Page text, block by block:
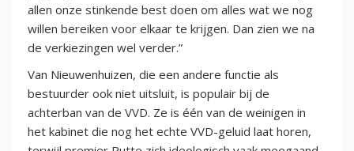
allen onze stinkende best doen om alles wat we nog
willen bereiken voor elkaar te krijgen. Dan zien we na
de verkiezingen wel verder.”
Van Nieuwenhuizen, die een andere functie als
bestuurder ook niet uitsluit, is populair bij de
achterban van de VVD. Ze is één van de weinigen in
het kabinet die nog het echte VVD-geluid laat horen,